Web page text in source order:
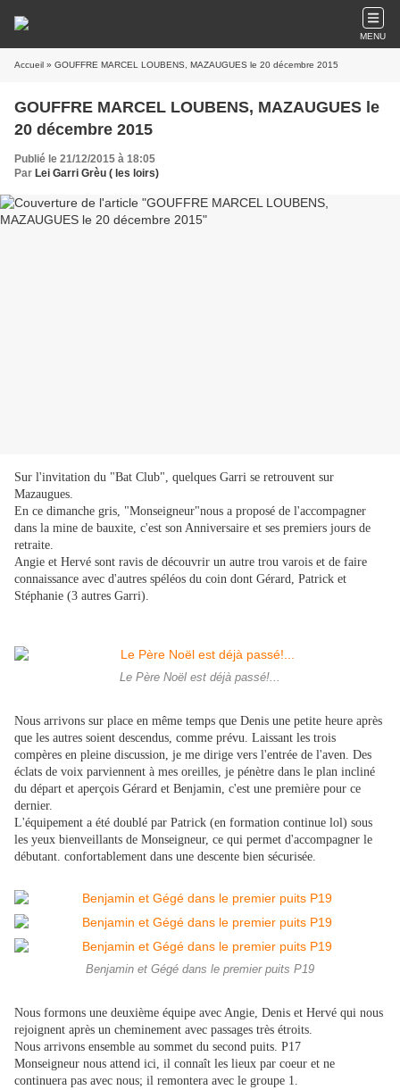
MENU
Accueil » GOUFFRE MARCEL LOUBENS, MAZAUGUES le 20 décembre 2015
GOUFFRE MARCEL LOUBENS, MAZAUGUES le
20 décembre 2015
Publié le 21/12/2015 à 18:05
Par Lei Garri Grèu ( les loirs)
Sur l'invitation du "Bat Club", quelques Garri se retrouvent sur
Mazaugues.
En ce dimanche gris, "Monseigneur"nous a proposé de l'accompagner
dans la mine de bauxite, c'est son Anniversaire et ses premiers jours de
retraite.
Angie et Hervé sont ravis de découvrir un autre trou varois et de faire
connaissance avec d'autres spéléos du coin dont Gérard, Patrick et
Stéphanie (3 autres Garri).
Le Père Noël est déjà passé!...
Nous arrivons sur place en même temps que Denis une petite heure après
que les autres soient descendus, comme prévu. Laissant les trois
compères en pleine discussion, je me dirige vers l'entrée de l'aven. Des
éclats de voix parviennent à mes oreilles, je pénètre dans le plan incliné
du départ et aperçois Gérard et Benjamin, c'est une première pour ce
dernier.
L'équipement a été doublé par Patrick (en formation continue lol) sous
les yeux bienveillants de Monseigneur, ce qui permet d'accompagner le
débutant. confortablement dans une descente bien sécurisée.
Benjamin et Gégé dans le premier puits P19
Nous formons une deuxième équipe avec Angie, Denis et Hervé qui nous
rejoignent après un cheminement avec passages très étroits.
Nous arrivons ensemble au sommet du second puits. P17
Monseigneur nous attend ici, il connaît les lieux par coeur et ne
continuera pas avec nous; il remontera avec le groupe 1.